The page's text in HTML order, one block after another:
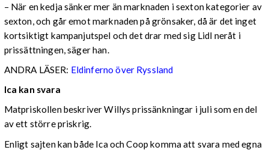
– När en kedja sänker mer än marknaden i sexton kategorier av
sexton, och går emot marknaden på grönsaker, då är det inget
kortsiktigt kampanjutspel och det drar med sig Lidl neråt i
prissättningen, säger han.
ANDRA LÄSER: Eldinferno över Ryssland
Ica kan svara
Matpriskollen beskriver Willys prissänkningar i juli som en del
av ett större priskrig.
Enligt sajten kan både Ica och Coop komma att svara med egna